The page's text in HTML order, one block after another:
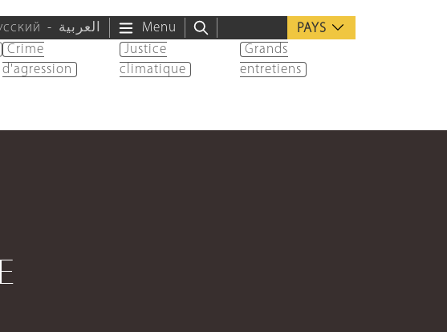
العربية Menu
PAYS
Crime
d'agression
Justice
climatique
Grands
entretiens